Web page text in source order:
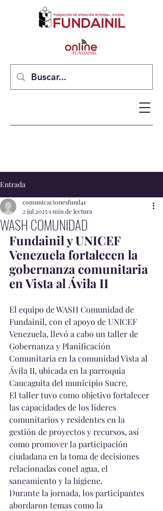
Entrada
WASH COMUNIDAD
comunicacionesfund41
2 jul 20251 min de lectura
Fundainil y UNICEF
Venezuela fortalecen la
gobernanza comunitaria
en Vista al Ávila II
El equipo de WASH Comunidad de
Fundainil, con el apoyo de UNICEF
Venezuela, llevó a cabo un taller de
Gobernanza y Planificación
Comunitaria en la comunidad Vista al
Ávila II, ubicada en la parroquia
Caucaguita del municipio Sucre.
El taller tuvo como objetivo fortalecer
las capacidades de los líderes
comunitarios y residentes en la
gestión de proyectos y recursos, así
como promover la participación
ciudadana en la toma de decisiones
relacionadas conel agua, el
saneamiento y la higiene.
Durante la jornada, los participantes
abordaron temas como la